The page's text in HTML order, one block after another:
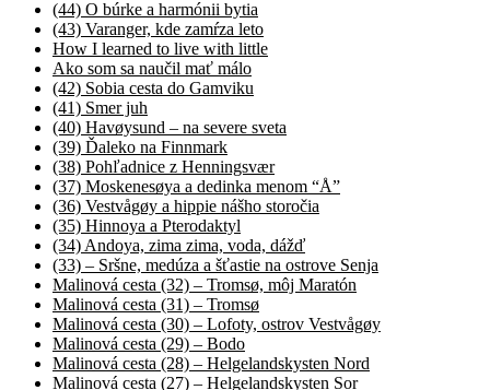
(44) O búrke a harmónii bytia
(43) Varanger, kde zamŕza leto
How I learned to live with little
Ako som sa naučil mať málo
(42) Sobia cesta do Gamviku
(41) Smer juh
(40) Havøysund – na severe sveta
(39) Ďaleko na Finnmark
(38) Pohľadnice z Henningsvær
(37) Moskenesøya a dedinka menom “Å”
(36) Vestvågøy a hippie nášho storočia
(35) Hinnoya a Pterodaktyl
(34) Andoya, zima zima, voda, dážď
(33) – Sršne, medúza a šťastie na ostrove Senja
Malinová cesta (32) – Tromsø, môj Maratón
Malinová cesta (31) – Tromsø
Malinová cesta (30) – Lofoty, ostrov Vestvågøy
Malinová cesta (29) – Bodo
Malinová cesta (28) – Helgelandskysten Nord
Malinová cesta (27) – Helgelandskysten Sor